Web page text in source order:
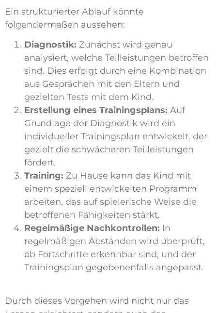
Ein strukturierter Ablauf könnte
folgendermaßen aussehen:
Diagnostik: Zunächst wird genau
analysiert, welche Teilleistungen betroffen
sind. Dies erfolgt durch eine Kombination
aus Gesprächen mit den Eltern und
gezielten Tests mit dem Kind.
Erstellung eines Trainingsplans: Auf
Grundlage der Diagnostik wird ein
individueller Trainingsplan entwickelt, der
gezielt die schwächeren Teilleistungen
fördert.
Training: Zu Hause kann das Kind mit
einem speziell entwickelten Programm
arbeiten, das auf spielerische Weise die
betroffenen Fähigkeiten stärkt.
Regelmäßige Nachkontrollen: In
regelmäßigen Abständen wird überprüft,
ob Fortschritte erkennbar sind, und der
Trainingsplan gegebenenfalls angepasst.
Durch dieses Vorgehen wird nicht nur das